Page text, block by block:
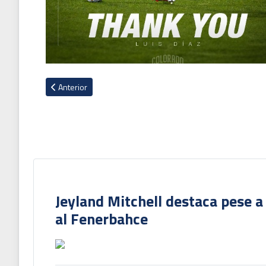
Artículo anterior: Usain Bolt se suma de última hora al
Anterior
Jeyland Mitchell destaca pese
al Fenerbahce